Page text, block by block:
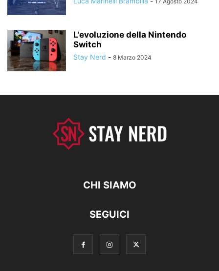
L’evoluzione della Nintendo
Switch
Stay Nerd - 8 Marzo 2024
CHI SIAMO
SEGUICI